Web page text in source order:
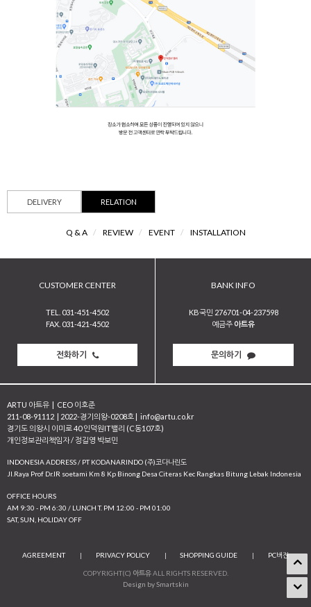
DELIVERY RELATION
Q & A / REVIEW / EVENT / INSTALLATION
CUSTOMER CENTER
TEL. 031-451-4502
FAX. 031-421-4502
전화하기
BANK INFO
KB국민 276701-04-237598
예금주 아트유
문의하기
ARTU 아트유 | CEO 이호준
211-08-91112 | 2022-경기의왕-0208호 | info@artu.co.kr
경기도 의왕시 이미로 40 인덕원IT밸리 (C동107호)
개인정보관리책임자 / 정길영 박보민
INDONESIA ADDRESS / PT KODANARINDO (주)코다나린도
JI.Raya Prof Dr.IR soetami Km 8 Kp Binong Desa Citeras Kec Rangkas Bitung Lebak Indonesia
OFFICE HOURS
AM 9:30 - PM 6:30 / LUNCH T. PM 12:00 - PM 01:00
SAT, SUN, HOLIDAY OFF
AGREEMENT | PRIVACY POLICY | SHOPPING GUIDE | PC버전
COPYRIGHT(C) 아트유ALL RIGHTS RESERVED.